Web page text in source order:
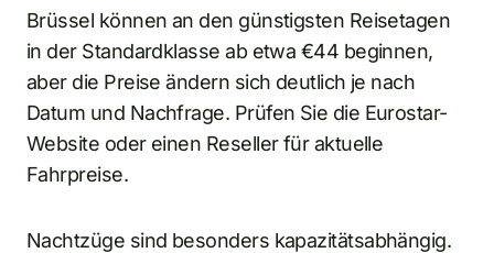
Brüssel können an den günstigsten Reisetagen
in der Standardklasse ab etwa €44 beginnen,
aber die Preise ändern sich deutlich je nach
Datum und Nachfrage. Prüfen Sie die Eurostar-
Website oder einen Reseller für aktuelle
Fahrpreise.
Nachtzüge sind besonders kapazitätsabhängig.